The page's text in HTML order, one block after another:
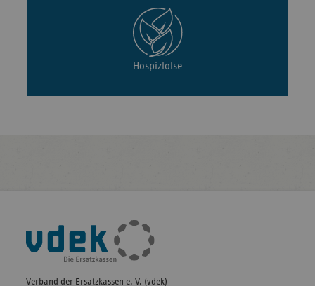
Hospizlotse
Fußleisten-
Navigation
Verband der Ersatzkassen e. V. (vdek)